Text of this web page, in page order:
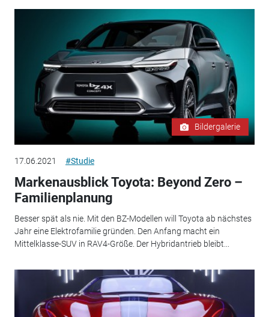
Bildergalerie
17.06.2021 #Studie
Markenausblick Toyota: Beyond Zero –
Familienplanung
Besser spät als nie. Mit den BZ-Modellen will Toyota ab nächstes
Jahr eine Elektrofamilie gründen. Den Anfang macht ein
Mittelklasse-SUV in RAV4-Größe. Der Hybridantrieb bleibt...